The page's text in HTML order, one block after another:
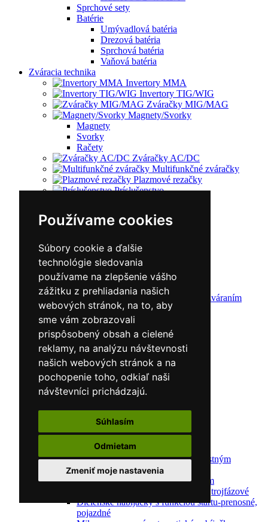
Používame cookies
Súbory cookie a ďalšie
technológie sledovania
používame na zlepšenie vášho
zážitku z prehliadania našich
webových stránok, na to, aby
sme vám zobrazovali
prispôsobený obsah a cielené
reklamy, na analýzu návštevnosti
našich webových stránok a na
pochopenie toho, odkiaľ naši
návštevníci prichádzajú.
Súhlasím
Odmietam
Zmeniť moje nastavenia
Sprchové sety
Batérie
Umývadlová batéria
Drezová batéria
Sprchová batéria
Vaňová batéria
Zváracia technika
Invertory MMA
Invertory TIG/WIG
Zváračky MIG/MAG
Magnety/Svorky
Magnety
Svorky
Račety
Zváračky AC/DC
Multifunkčné zváračky
Plazmové rezačky
Príslušenstvo
Vozíky
Kufríky
Zváracie masky
Zváracie káble
Zváracie drôty
CNC rezacie stroje
Elektródy
Ochrana pred zváraním
Predohrev / Žíhanie
Polohovacie systémy
Indukčný ohrev
Auto náradie a vybavenie servisov
Lakernícke stojany
Nabíjačky a testery
Navijaky
Navijaky ručné
Navijaky elektrické
Náradie pre uloženie brzdového systému
Nástroje pre autookná
Nabíjačky/Štartéry
Automatické nabíjačky
Automatické nabíjačky s bezpečnostným
automatickým štartom
Nabíjačky/Štartéry s bezpečnostným
automatickým štartom-jednofázové,trojfázové
Dielenské nabíjačky s funkciou štartu-prenosné,
pojazdné